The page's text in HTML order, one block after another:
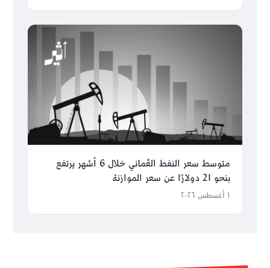
متوسط سعر النفط العُماني خلال 6 أشهر يرتفع
بنحو 21 دولارًا عن سعر الموازنة
١ أغسطس ٢٠٢٦